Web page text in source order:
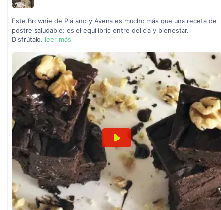
Este Brownie de Plátano y Avena es mucho más que una receta de
postre saludable: es el equilibrio entre delicia y bienestar.
Disfrútalo. leer más